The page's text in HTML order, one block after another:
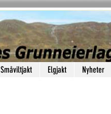
Småviltjakt Elgjakt Nyheter